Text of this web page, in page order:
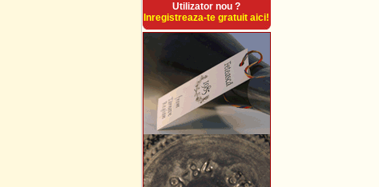
Utilizator nou ?
Inregistreaza-te gratuit aici!